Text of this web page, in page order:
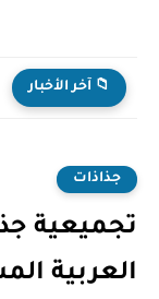
📁 آخر الأخبار
جذاذات
تجميعية
العربية